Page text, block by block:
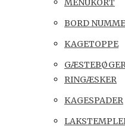
MENUKORT
BORD
KAGETOPPE
RINGÆSKER
KAGESPADER